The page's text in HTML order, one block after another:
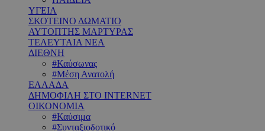
ΥΓΕΙΑ
ΣΚΟΤΕΙΝΟ ΔΩΜΑΤΙΟ
ΑΥΤΟΠΤΗΣ ΜΑΡΤΥΡΑΣ
ΤΕΛΕΥΤΑΙΑ ΝΕΑ
ΔΙΕΘΝΗ
#Καύσωνας
#Μέση Ανατολή
ΕΛΛΑΔΑ
ΔΗΜΟΦΙΛΗ ΣΤΟ INTERNET
ΟΙΚΟΝΟΜΙΑ
#Καύσιμα
#Συνταξιοδοτικό